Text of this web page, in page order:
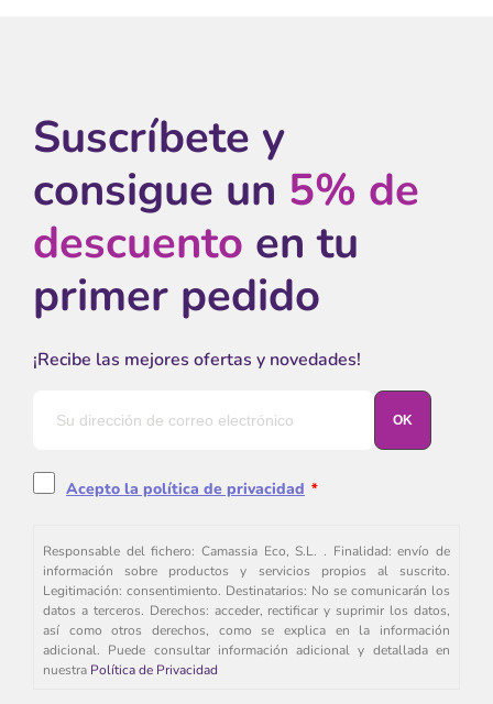
Suscríbete y
consigue un 5% de
descuento en tu
primer pedido
¡Recibe las mejores ofertas y novedades!
Acepto la política de privacidad *
Responsable del fichero: Camassia Eco, S.L. . Finalidad: envío de
información sobre productos y servicios propios al suscrito.
Legitimación: consentimiento. Destinatarios: No se comunicarán los
datos a terceros. Derechos: acceder, rectificar y suprimir los datos,
así como otros derechos, como se explica en la información
adicional. Puede consultar información adicional y detallada en
nuestra Política de Privacidad